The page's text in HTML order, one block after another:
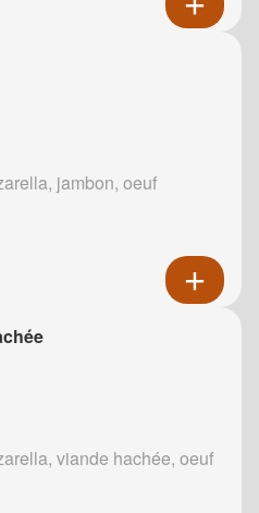
jambon, oeuf
viande hachée, oeuf